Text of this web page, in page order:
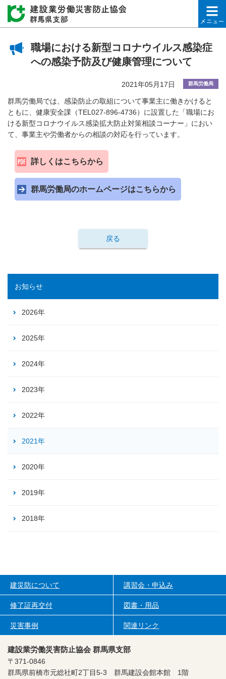
建設業労働災害防止協
職場における新型コロナウイルス感染症
への感染予防及び健康管理について
2021年05月17日 群馬労働局
群馬労働局では、感染防止の取組について事業主に働きかけると
ともに、健康安全課（TEL027-896-4736）に設置した「職場にお
ける新型コロナウイルス感染拡大防止対策相談コーナー」におい
て、事業主や労働者からの相談の対応を行っています。
詳しくはこちらから
群馬労働局のホームページはこちらから
戻る
お知らせ
2026年
2025年
2024年
2023年
2022年
2021年
2020年
2019年
2018年
建災防について 講習会・申込み
修了証再交付 図書・用品
災害事例 関連リンク
建設業労働災害防止協会 群馬県支部
〒371-0846
群馬県前橋市元総社町2丁目5-3 群馬建設会館本館 1階